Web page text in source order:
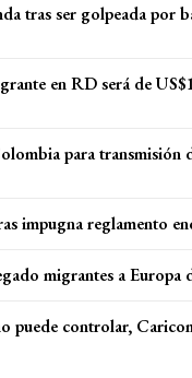
tras ser golpeada por
en RD será de
para transmisión
impugna reglamento
migrantes a Europa
puede controlar,